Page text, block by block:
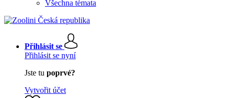
Všechna témata
Přihlásit se
Přihlásit se nyní
Jste tu poprvé?
Vytvořit účet